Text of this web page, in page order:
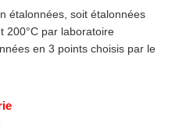
étalonnées, soit étalonnées
200°C par laboratoire
en 3 points choisis par le